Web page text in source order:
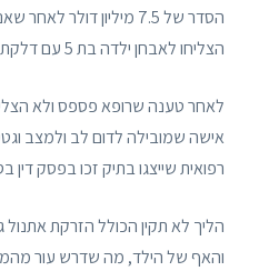
הסדר של 7.5 מיליון דולר
הצליחו לאבחן ילדה בת 5 עם דלקת קרום המוח שחפת.
לאחר טענה שרופא פספס ולא
אישה שמובילה לדום לב ולמצב
רפואית שייצגו בתיק זכו בפסק דין בסך 5,530,000
הליך לא תקין הכולל הזרקת אתנול
והאף של הילד, מה שדרש עור